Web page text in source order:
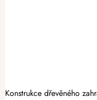
Konstrukce dřevěného